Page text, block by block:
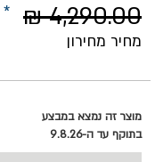
מחיר מחירון
4,290.00 ₪
מוצר זה נמצא במבצע
בתוקף עד ה-9.8.26